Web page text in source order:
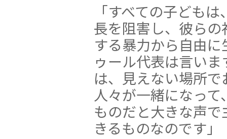
「すべての子ども
長を阻害し、彼ら
する暴力から自由
ゥール代表は言い
は、見えない場所
人々が一緒になっ
ものだと大きな声
きるものなのです」